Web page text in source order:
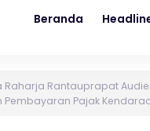
Beranda
Raharja Rantauprapat
Pembayaran Pajak